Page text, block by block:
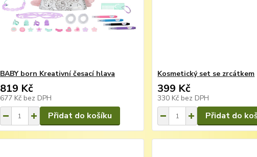
BABY born Kreativní česací hlava
819 Kč
677 Kč bez DPH
Přidat do košíku
Kosmetický set se zrcátkem
399 Kč
330 Kč bez DPH
Přidat do